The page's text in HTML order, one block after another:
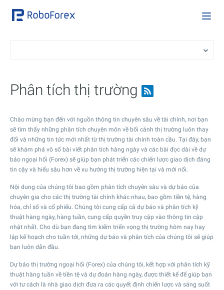
Phân tích thị trường
Chào mừng bạn đến với nguồn thông tin chuyên sâu về tài chính, nơi bạn
sẽ tìm thấy những phân tích chuyên môn về bối cảnh thị trường luôn thay
đổi và những tin tức mới nhất từ thị trường tài chính toàn cầu. Tại đây, bạn
sẽ khám phá vô số bài viết phân tích hàng ngày và các bài đọc dài về dự
báo ngoại hối (Forex) sẽ giúp bạn phát triển các chiến lược giao dịch đáng
tin cậy và hiểu sâu hơn về xu hướng thị trường hiện tại và mới nổi.
Nội dung của chúng tôi bao gồm phân tích chuyên sâu và dự báo của
chuyên gia cho các thị trường tài chính khác nhau, bao gồm tiền tệ, hàng
hóa, chỉ số và cổ phiếu. Chúng tôi cung cấp cả dự báo và phân tích kỹ
thuật hàng ngày, hàng tuần, cung cấp quyền truy cập vào thông tin cập
nhật nhất. Cho dù bạn đang tìm kiếm triển vọng thị trường hôm nay hay
lập kế hoạch cho tuần tới, những dự báo và phân tích của chúng tôi sẽ giúp
bạn luôn dẫn đầu.
Dự báo thị trường ngoại hối (Forex) của chúng tôi, kết hợp với phân tích kỹ
thuật hàng tuần về tiền tệ và dự đoán hàng ngày, được thiết kế để giúp bạn
với tư cách là nhà giao dịch đưa ra các quyết định chiến lược và sáng suốt